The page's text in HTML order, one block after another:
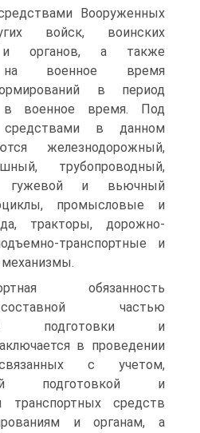
Вооруженных
войск, воинских
и органов, а также
на военное время
в период
в военное время. Под
средствами в данном
железнодорожный,
трубопроводный,
гужевой и вьючный
промысловые и
тракторы, дорожно-
транспортные и
обязанность
частью
подготовки и
в проведении
с учетом,
подготовкой и
транспортных средств
и органам, а